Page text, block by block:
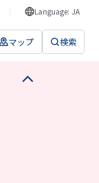
Language: JA
マップ 検索